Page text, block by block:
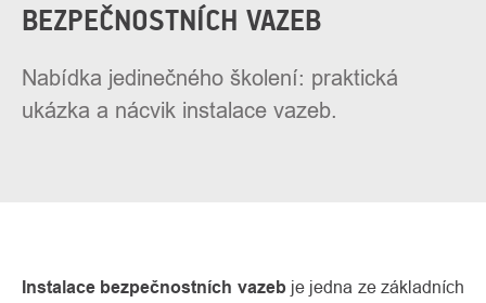
BEZPEČNOSTNÍCH VAZEB
Nabídka jedinečného školení: praktická
ukázka a nácvik instalace vazeb.
Instalace bezpečnostních vazebje jedna ze základních